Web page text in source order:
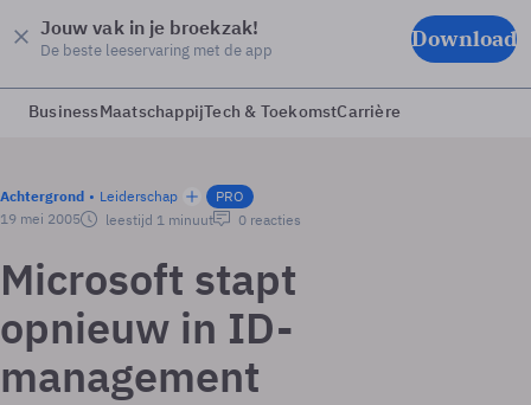
Jouw vak in je broekzak!
De beste leeservaring met de app Download
BusinessMaatschappijTech & ToekomstCarrière
Achtergrond Leiderschap
PRO
19 mei 2005
leestijd 1 minuut 0 reacties
Microsoft stapt
opnieuw in ID-
management